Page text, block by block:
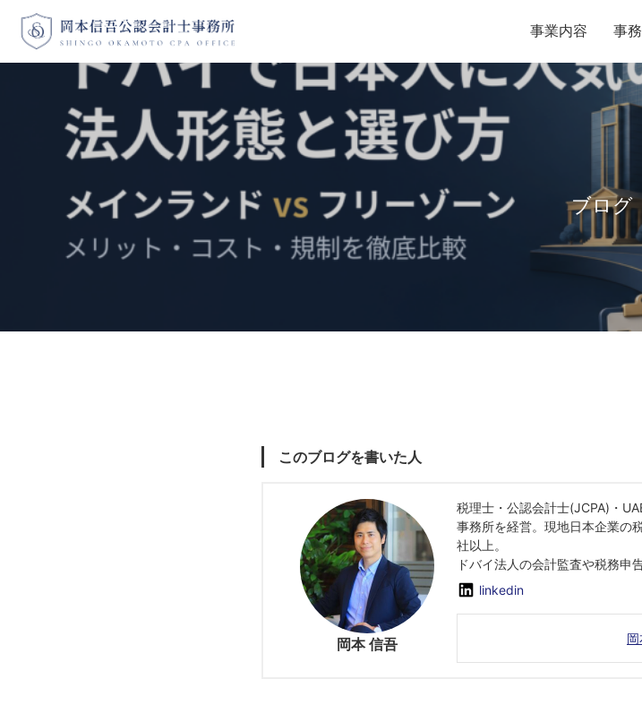
事業内容 事
ブログ
このブログを書いた人
岡本 信吾
税理士・公認会計士(JCPA)・
事務所を経営。現地日本企業の
社以上。
ドバイ法人の会計監査や税務申
linkedin